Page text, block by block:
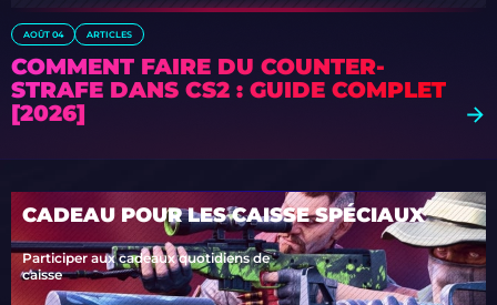
AOÛT 04 ARTICLES
COMMENT FAIRE DU COUNTER-
STRAFE DANS CS2 : GUIDE COMPLET
[2026]
CADEAU POUR LES CAISSE SPÉCIAUX
Participer aux cadeaux quotidiens de
caisse